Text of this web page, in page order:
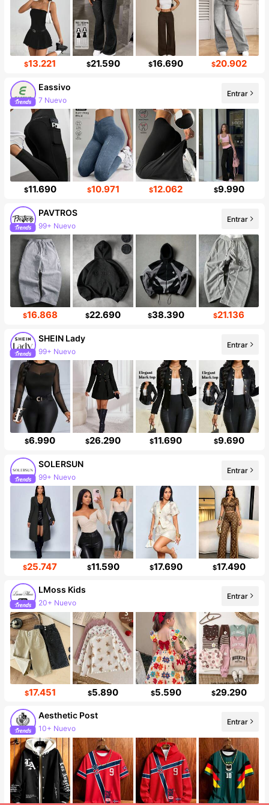
$13.221 $21.590 $16.690 $20.902
Eassivo
7 Nuevo
Incremento de seguidores de 23%
Entrar
$11.690 $10.971 $12.062 $9.990
PAVTROS
99+ Nuevo
576K seguidores
Entrar
$16.868 $22.690 $38.390 $21.136
SHEIN Lady
99+ Nuevo
Incremento de seguidores de 10%
Entrar
$6.990 $26.290 $11.690 $9.690
SOLERSUN
99+ Nuevo
Incremento de seguidores de 13%
Entrar
$25.747 $11.590 $17.690 $17.490
LMoss Kids
20+ Nuevo
Incremento de seguidores de 41%
Entrar
$17.451 $5.890 $5.590 $29.290
Aesthetic Post
10+ Nuevo
101K seguidores
Entrar